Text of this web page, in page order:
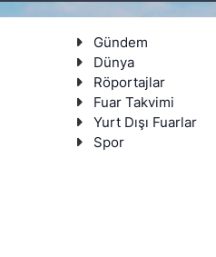
Gündem
Dünya
Röportajlar
Fuar Takvimi
Yurt Dışı Fuarlar
Spor